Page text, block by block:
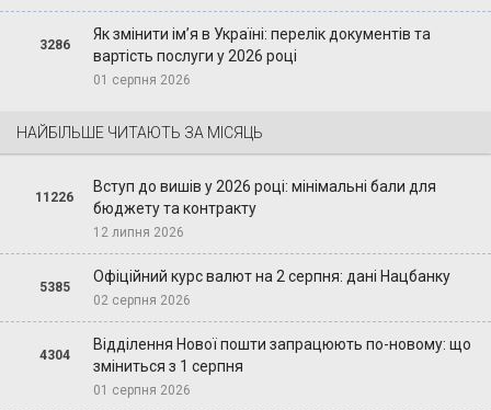
3286
Як змінити ім’я в Україні: перелік документів та
вартість послуги у 2026 році
01 серпня 2026
НАЙБІЛЬШЕ ЧИТАЮТЬ ЗА МІСЯЦЬ
11226
Вступ до вишів у 2026 році: мінімальні бали для
бюджету та контракту
12 липня 2026
5385
Офіційний курс валют на 2 серпня: дані Нацбанку
02 серпня 2026
4304
Відділення Нової пошти запрацюють по-новому: що
зміниться з 1 серпня
01 серпня 2026